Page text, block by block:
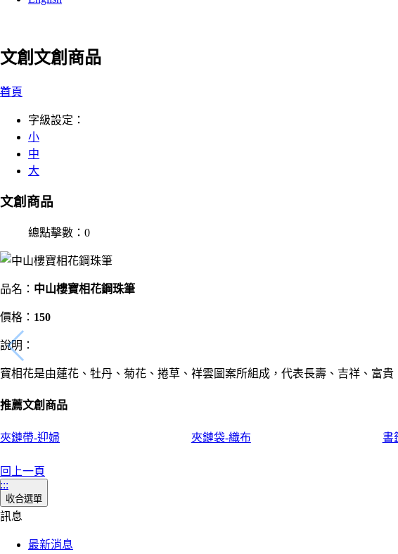
文創 文創商品
:::
首頁
字級設定：
小
中
大
文創商品
總點擊數：0
品名： 中山樓寶相花鋼珠筆
價格： 150
說明：
寶相花是由蓮花、牡丹、菊花、捲草、祥雲圖案所組成，代表長壽、吉祥、富
推薦文創商品
夾鏈帶-迎婦 夾鏈袋-織布 書
回上一頁
:::
收合選單
訊息
最新消息